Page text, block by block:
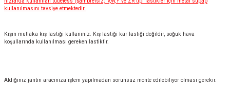
kullanılmasını tavsiye etmektedir.
Kışın mutlaka kış lastiği kullanınız. Kış lastiği kar lastiği değildir, soğuk hava
koşullarında kullanılması gereken lastiktir.
Aldığınız jantın aracınıza işlem yapılmadan sorunsuz monte edilebiliyor olması gerekir.